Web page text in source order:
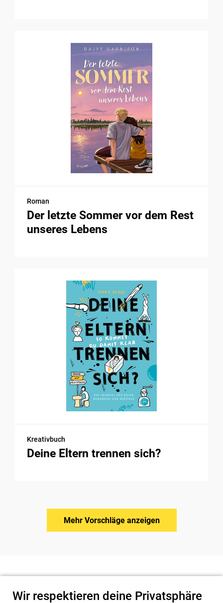
Roman
Der letzte Sommer vor dem Rest
unseres Lebens
Kreativbuch
Deine Eltern trennen sich?
Mehr Vorschläge anzeigen
Wir respektieren deine Privatsphäre